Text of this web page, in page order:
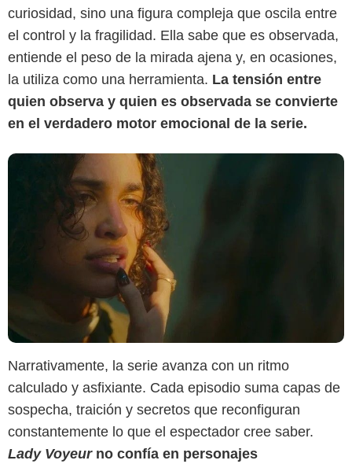
curiosidad, sino una figura compleja que oscila entre
el control y la fragilidad. Ella sabe que es observada,
entiende el peso de la mirada ajena y, en ocasiones,
la utiliza como una herramienta. La tensión entre
quien observa y quien es observada se convierte
en el verdadero motor emocional de la serie.
Narrativamente, la serie avanza con un ritmo
calculado y asfixiante. Cada episodio suma capas de
sospecha, traición y secretos que reconfiguran
constantemente lo que el espectador cree saber.
Lady Voyeurno confía en personajes